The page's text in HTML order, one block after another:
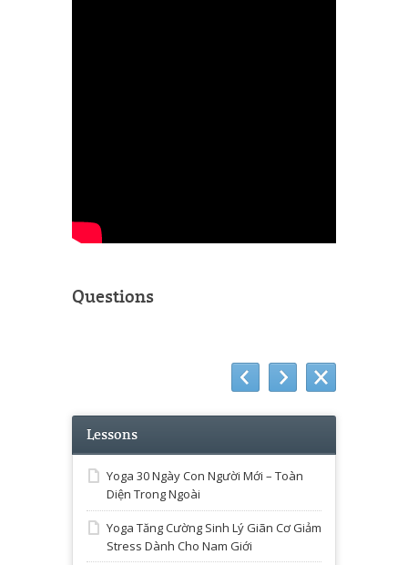
Questions
Lessons
Yoga 30 Ngày Con Người Mới – Toàn
Diện Trong Ngoài
Yoga Tăng Cường Sinh Lý Giãn Cơ Giảm
Stress Dành Cho Nam Giới